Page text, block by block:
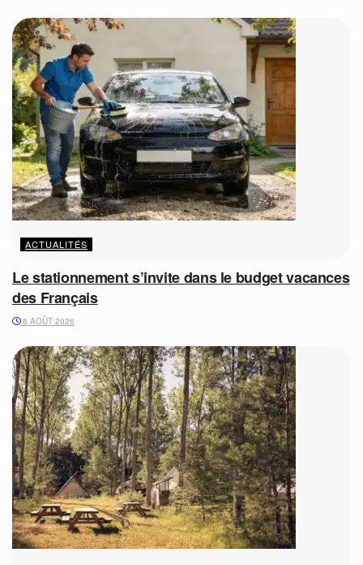
ACTUALITÉS
Le stationnement s’invite dans le budget vacances
des Français
8 AOÛT 2026